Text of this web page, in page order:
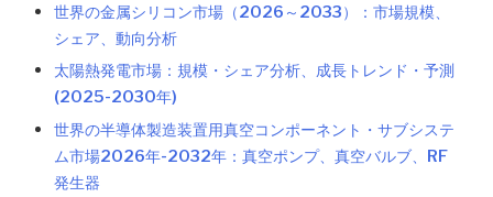
世界の金属シリコン市場（2026～2033）：市場規模、
シェア、動向分析
太陽熱発電市場：規模・シェア分析、成長トレンド・予測
(2025-2030年)
世界の半導体製造装置用真空コンポーネント・サブシステ
ム市場2026年-2032年：真空ポンプ、真空バルブ、RF
発生器